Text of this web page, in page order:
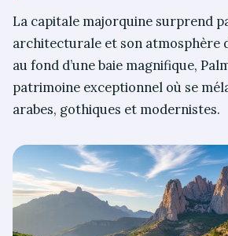
La capitale majorquine surprend
architecturale et son atmosphère
au fond d’une baie magnifique,
patrimoine exceptionnel où se
arabes, gothiques et modernistes.